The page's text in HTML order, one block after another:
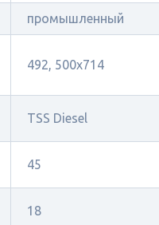
промышленный
492, 500х714
TSS Diesel
45
18